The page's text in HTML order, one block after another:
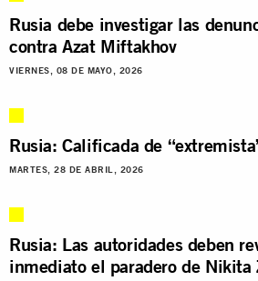
Rusia debe investigar las
contra Azat Miftakhov
VIERNES, 08 DE MAYO, 2026
Rusia: Calificada de
MARTES, 28 DE ABRIL, 2026
Rusia: Las autoridades deben
inmediato el paradero de Nikita